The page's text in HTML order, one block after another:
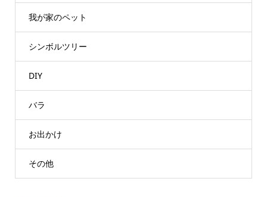
我が家のペット
シンボルツリー
DIY
バラ
お出かけ
その他